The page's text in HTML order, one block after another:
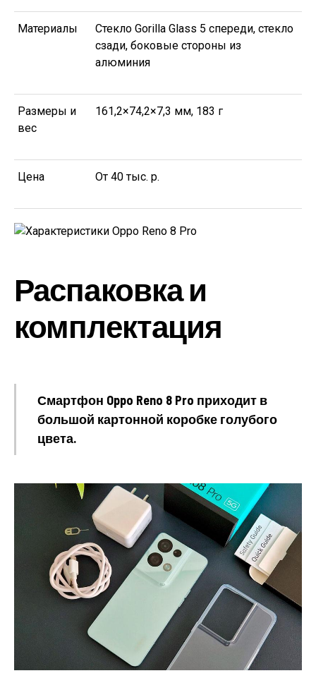
Материалы
Стекло Gorilla Glass 5 спереди, стекло
сзади, боковые стороны из
алюминия
Размеры и
вес
161,2×74,2×7,3 мм, 183 г
Цена От 40 тыс. р.
Распаковка и
комплектация
Смартфон Oppo Reno 8 Pro приходит в
большой картонной коробке голубого
цвета.